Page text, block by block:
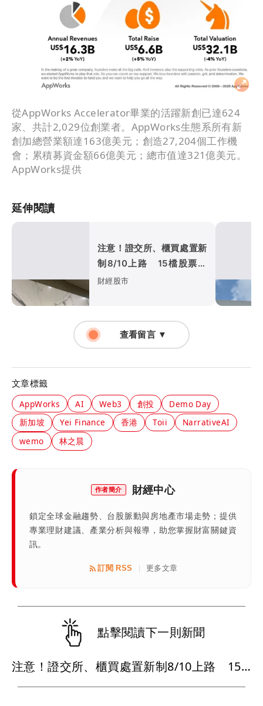
從AppWorks Accelerator畢業的活躍新創已達624
家、共計2,029位創業者。AppWorks生態系所有新
創加總營業額達163億美元；創造27,204個工作機
會；累積募資金額66億美元；總市值達321億美元。
AppWorks提供
延伸閱讀
注意！證交所、櫃買處置新
制8/10上路 15檔股票受
影響、新規一次看
財經股市
查看留言 ▼
文章標籤
AppWorks AI Web3 創投
Demo Day
新加坡
Yei Finance 香港 Toii
NarrativeAI
wemo
林之晨
作者簡介 財經中心
鎖定全球金融趨勢、台股脈動與房地產市場走勢；提供
專業理財建議、產業分析與報導，助您掌握財富關鍵資
訊。
訂閱 RSS 更多文章
點擊閱讀下一則新聞
注意！證交所、櫃買處置新制8/10上路 15檔股票受影響、新規一次看